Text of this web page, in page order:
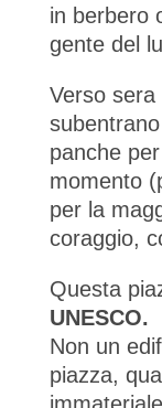
in berbero
gente del
Verso
panche
momento
per la
coraggio,
Questa
UNESCO.
Non un
piazza,